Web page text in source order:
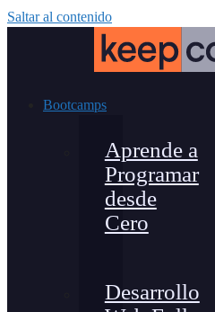
Saltar al contenido
Bootcamps
Aprende a
Programar
desde
Cero
Desarrollo